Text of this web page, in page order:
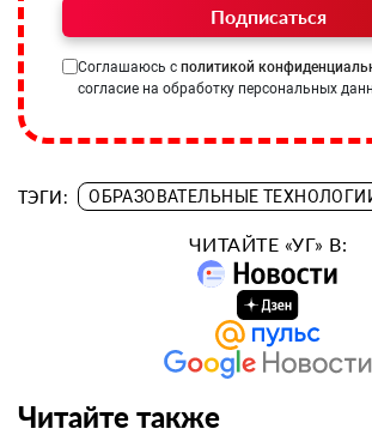
Подписаться
Соглашаюсь с политикой
согласие на обработку персональных
ТЭГИ: ОБРАЗОВАТЕЛЬНЫЕ
ЧИТАЙТЕ «УГ» В:
Читайте также